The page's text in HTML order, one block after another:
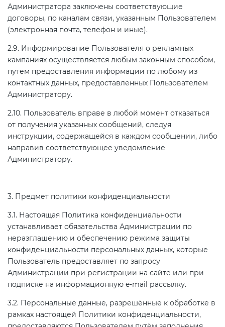
Администратора заключены соответствующие
договоры, по каналам связи, указанным Пользователем
(электронная почта, телефон и иные).
2.9. Информирование Пользователя о рекламных
кампаниях осуществляется любым законным способом,
путем предоставления информации по любому из
контактных данных, предоставленных Пользователем
Администратору.
2.10. Пользователь вправе в любой момент отказаться
от получения указанных сообщений, следуя
инструкции, содержащейся в каждом сообщении, либо
направив соответствующее уведомление
Администратору.
3. Предмет политики конфиденциальности
3.1. Настоящая Политика конфиденциальности
устанавливает обязательства Администрации по
неразглашению и обеспечению режима защиты
конфиденциальности персональных данных, которые
Пользователь предоставляет по запросу
Администрации при регистрации на сайте или при
подписке на информационную e-mail рассылку.
3.2. Персональные данные, разрешённые к обработке в
рамках настоящей Политики конфиденциальности,
Сертификация промышленного
оборудования (ТР ТС 010)
Сертификация средств
индивидуальной защиты (ТР ТС
019)
регламенты